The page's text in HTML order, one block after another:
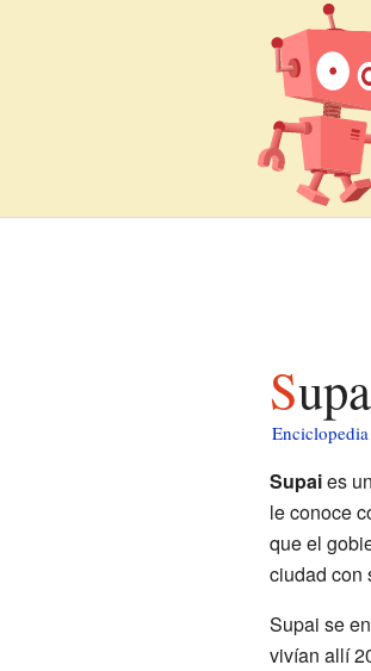
Supaies
le conoce
que el
ciudad con
Supai se
vivían allí